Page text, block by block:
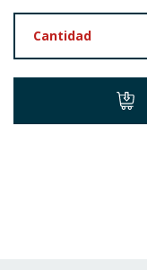
Cantidad